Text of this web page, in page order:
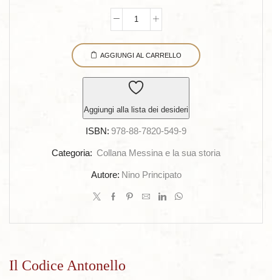
prezzo
originale
era:
€ 25,00.€ 18,00.
Codice
Antonello
AGGIUNGI AL CARRELLO
Aggiungi alla lista dei desideri
ISBN: 978-88-7820-549-9
Categoria: Collana Messina e la sua storia
Autore: Nino Principato
Il Codice Antonello